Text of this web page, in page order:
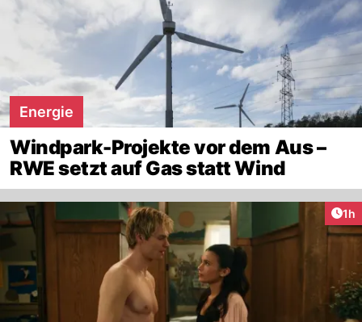
Energie
Windpark-Projekte vor dem Aus –
RWE setzt auf Gas statt Wind
1h